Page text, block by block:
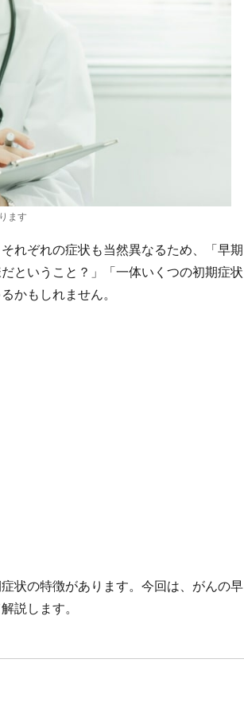
ます
れぞれの症状も当然異なるため、「早期
ということ？」「一体いくつの初期症状
かもしれません。
状の特徴があります。今回は、がんの早
説します。